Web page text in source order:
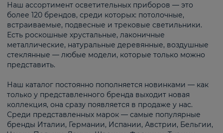
Наш ассортимент осветительных приборов — это
более 120 брендов, среди которых: потолочные,
встраиваемые, подвесные и трековые светильники.
Есть роскошные хрустальные, лаконичные
металлические, натуральные деревянные, воздушные
стеклянные — любые модели, которые только можно
представить.
Наш каталог постоянно пополняется новинками — как
только у представленного бренда выходит новая
коллекция, она сразу появляется в продаже у нас.
Среди представленных марок — самые популярные
бренды Италии, Германии, Испании, Австрии, Бельгии,